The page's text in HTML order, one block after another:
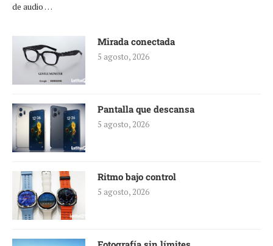
de audio …
Mirada conectada
5 agosto, 2026
Pantalla que descansa
5 agosto, 2026
Ritmo bajo control
5 agosto, 2026